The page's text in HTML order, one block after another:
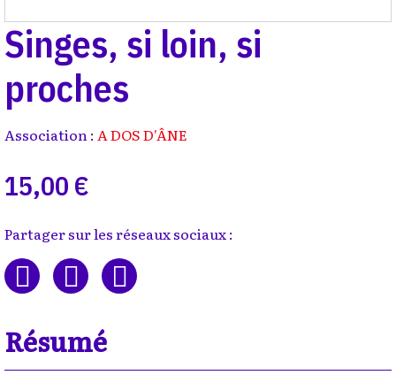
Singes, si loin, si
proches
Association : A DOS D'ÂNE
15,00 €
Partager sur les réseaux sociaux :
Résumé